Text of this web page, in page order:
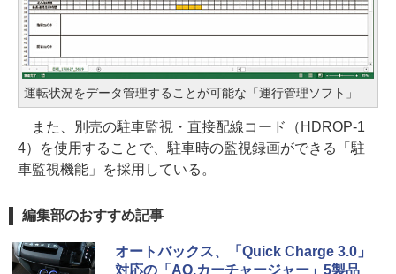
運転状況をデータ管理することが可能な「運行管理ソフト」
また、別売の駐車監視・直接配線コード（HDROP-1
4）を使用することで、駐車時の監視録画ができる「駐
車監視機能」を採用している。
編集部のおすすめ記事
オートバックス、「Quick Charge 3.0」
対応の「AQ.カーチャージャー」5製品